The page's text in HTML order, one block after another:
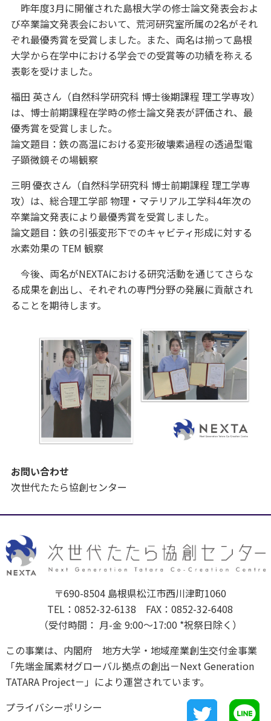
昨年度3月に開催された島根大学の修士論文発表会およ
び卒業論文発表会において、荒河研究室所属の2名がそれ
ぞれ最優秀賞を受賞しました。また、両名は揃って島根
大学から在学中における学会での受賞等の功績を称える
表彰を受けました。
福田 英さん（自然科学研究科 博士後期課程 理工学専攻）
は、博士前期課程在学時の修士論文発表が評価され、最
優秀賞を受賞しました。
論文題目：鉄の高温における変形破壊素過程の透過型電
子顕微鏡その場観察
三明 優衣さん（自然科学研究科 博士前期課程 理工学専
攻）は、総合理工学部 物理・マテリアル工学科4年次の
卒業論文発表により最優秀賞を受賞しました。
論文題目：鉄の引張変形下でのキャビティ形成に対する
水素効果の TEM 観察
今後、両名がNEXTAにおける研究活動を通じてさらな
る成果を創出し、それぞれの専門分野の発展に貢献され
ることを期待します。
お問い合わせ
次世代たたら協創センター
〒690-8504 島根県松江市西川津町1060
TEL：0852-32-6138 FAX：0852-32-6408
（受付時間： 月-金 9:00～17:00 *祝祭日除く）
この事業は、内閣府 地方大学・地域産業創生交付金事業
「先端金属素材グローバル拠点の創出－Next Generation
TATARA Project－」により運営されています。
プライバシーポリシー